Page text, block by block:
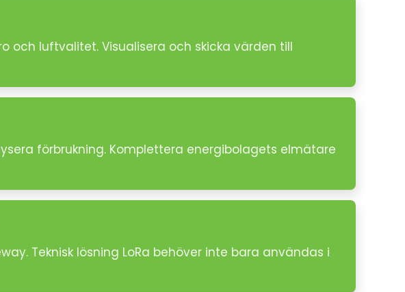
luftvalitet. Visualisera och skicka värden till
förbrukning. Komplettera energibolagets elmätare
Teknisk lösning LoRa behöver inte bara användas i